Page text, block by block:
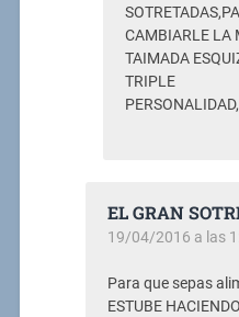
CAMBIARLE LA
TAIMADA
TRIPLE
EL GRAN
19/04/2016 a las
Para que sepas
ESTUBE